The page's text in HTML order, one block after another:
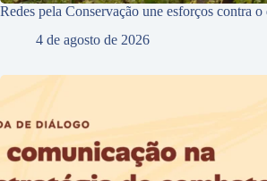
Redes pela Conservação une esforços contra o
4 de agosto de 2026